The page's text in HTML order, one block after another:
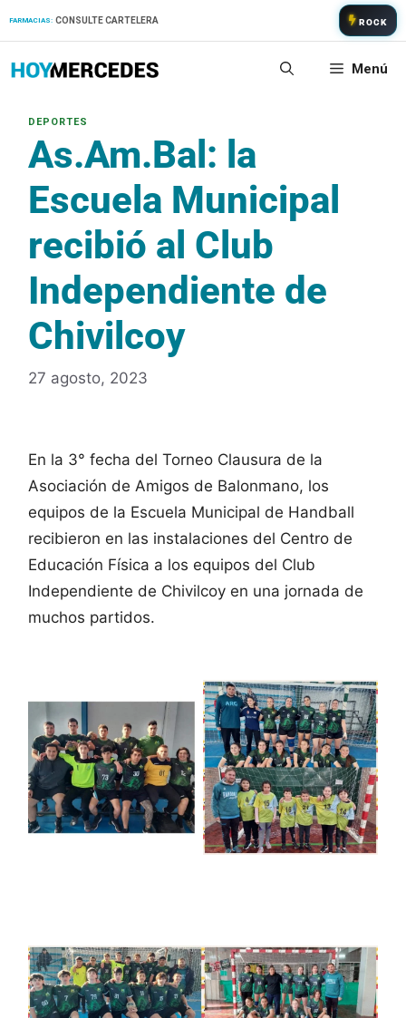
FARMACIAS: CONSULTE CARTELERA ROCK
Menú
As.Am.Bal: la
Escuela Municipal
recibió al Club
Independiente de
Chivilcoy
27 agosto, 2023
En la 3° fecha del Torneo Clausura de la
Asociación de Amigos de Balonmano, los
equipos de la Escuela Municipal de Handball
recibieron en las instalaciones del Centro de
Educación Física a los equipos del Club
Independiente de Chivilcoy en una jornada de
muchos partidos.